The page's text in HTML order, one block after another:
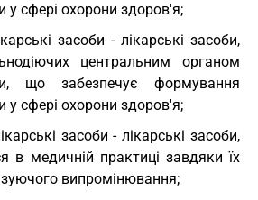
у сфері охорони здоров'я;
засоби - лікарські засоби,
центральним органом
що забезпечує формування
у сфері охорони здоров'я;
засоби - лікарські засоби,
в медичній практиці завдяки їх
випромінювання;